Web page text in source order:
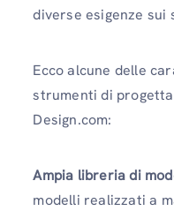
diverse esigenze sui
Ecco alcune delle
strumenti di
Design.com:
Ampia libreria di
modelli realizzati a